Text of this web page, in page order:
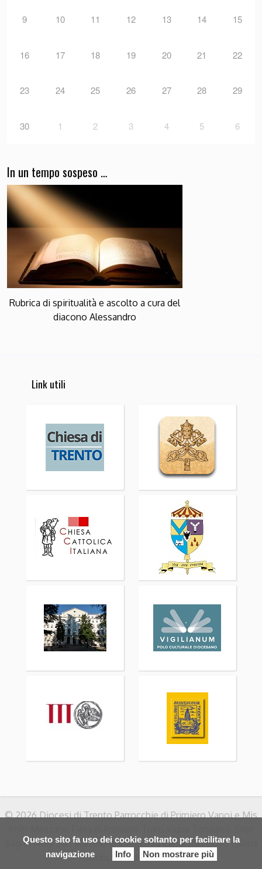
Questo sito fa uso dei cookie soltanto per facilitare la
navigazione
Info Non mostrare più
9 10 11 12 13 14 15
16 17 18 19 20 21 22
23 24 25 26 27 28 29
30 1 2 3 4 5 6
In un tempo sospeso …
Rubrica di spiritualità e ascolto a cura del
diacono Alessandro
Link utili
© 2026 Diocesi di Trento Parrocchie di Primiero Vanoi e Mis
Sagron-Mis San Martino di Castrozza Canal San Bovo Caoria
Ronco Prade Zortea